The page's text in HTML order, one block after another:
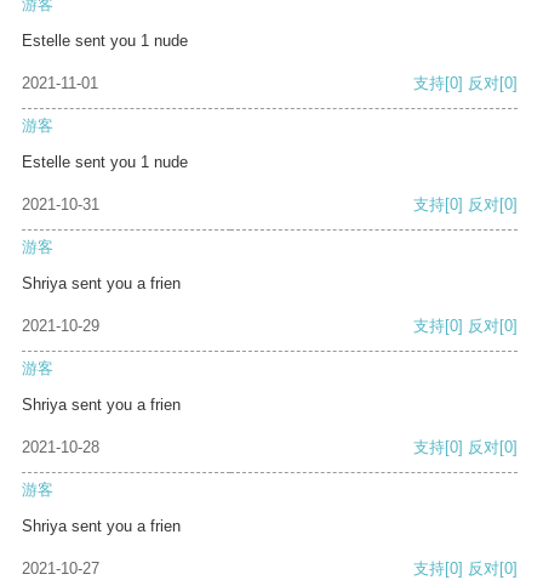
游客
Estelle sent you 1 nude
2021-11-01 支持[0] 反对[0]
游客
Estelle sent you 1 nude
2021-10-31 支持[0] 反对[0]
游客
Shriya sent you a frien
2021-10-29 支持[0] 反对[0]
游客
Shriya sent you a frien
2021-10-28 支持[0] 反对[0]
游客
Shriya sent you a frien
2021-10-27 支持[0] 反对[0]